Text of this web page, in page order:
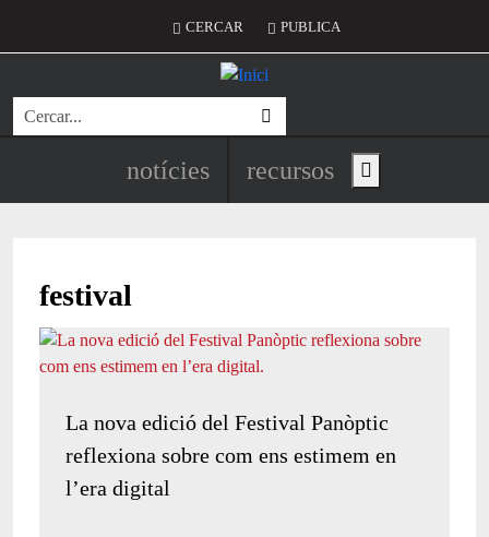
Menú del compte d'usuari
CERCAR PUBLICA
Cerca
Navegació principal de
notícies recursos Show main menu
festival
La nova edició del Festival Panòptic
reflexiona sobre com ens estimem en
l’era digital